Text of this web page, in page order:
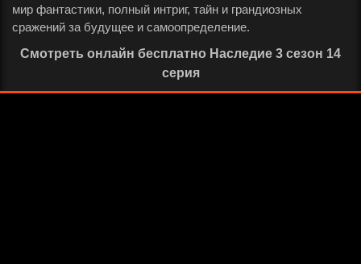
мир фантастики, полный интриг, тайн и грандиозных
сражений за будущее и самоопределение.
Смотреть онлайн бесплатно Наследие 3 сезон 14
серия